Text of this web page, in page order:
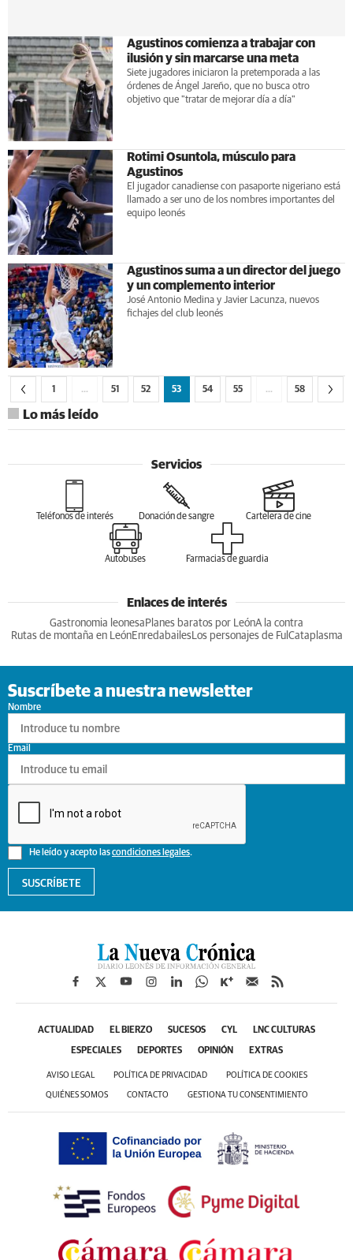
Agustinos comienza a trabajar con
ilusión y sin marcarse una meta
Siete jugadores iniciaron la pretemporada a las
órdenes de Ángel Jareño, que no busca otro
objetivo que "tratar de mejorar día a día"
Rotimi Osuntola, músculo para
Agustinos
El jugador canadiense con pasaporte nigeriano está
llamado a ser uno de los nombres importantes del
equipo leonés
Agustinos suma a un director del juego
y un complemento interior
José Antonio Medina y Javier Lacunza, nuevos
fichajes del club leonés
1 … 51 52 53 54 55 … 58
Lo más leído
Servicios
Teléfonos de interés Donación de sangre Cartelera de cine
Autobuses Farmacias de guardia
Enlaces de interés
Gastronomia leonesa Planes baratos por LeónA la contra
Rutas de montaña en LeónEnredabailesLos personajes de Ful Cataplasma
Suscríbete a nuestra newsletter
Nombre
He leído y acepto lascondiciones legales.
Email
SUSCRÍBETE
ACTUALIDAD EL BIERZO SUCESOS CYL LNC CULTURAS
ESPECIALES DEPORTES OPINIÓN EXTRAS
AVISO LEGAL POLÍTICA DE PRIVACIDAD POLÍTICA DE COOKIES
QUIÉNES SOMOS CONTACTO GESTIONA TU CONSENTIMIENTO